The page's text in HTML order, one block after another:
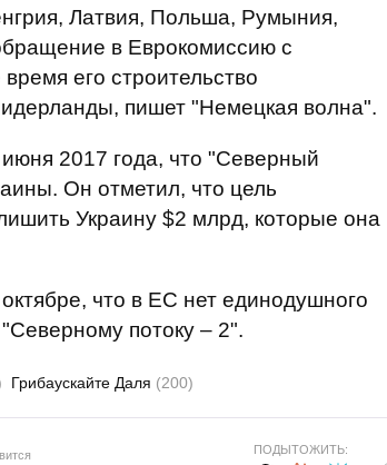
Латвия, Польша, Румыния,
в Еврокомиссию с
его строительство
пишет "Немецкая волна".
2017 года, что "Северный
Он отметил, что цель
Украину $2 млрд, которые она
что в ЕС нет единодушного
потоку – 2".
Грибаускайте Даля (200)
ПОДЫТОЖИТЬ: